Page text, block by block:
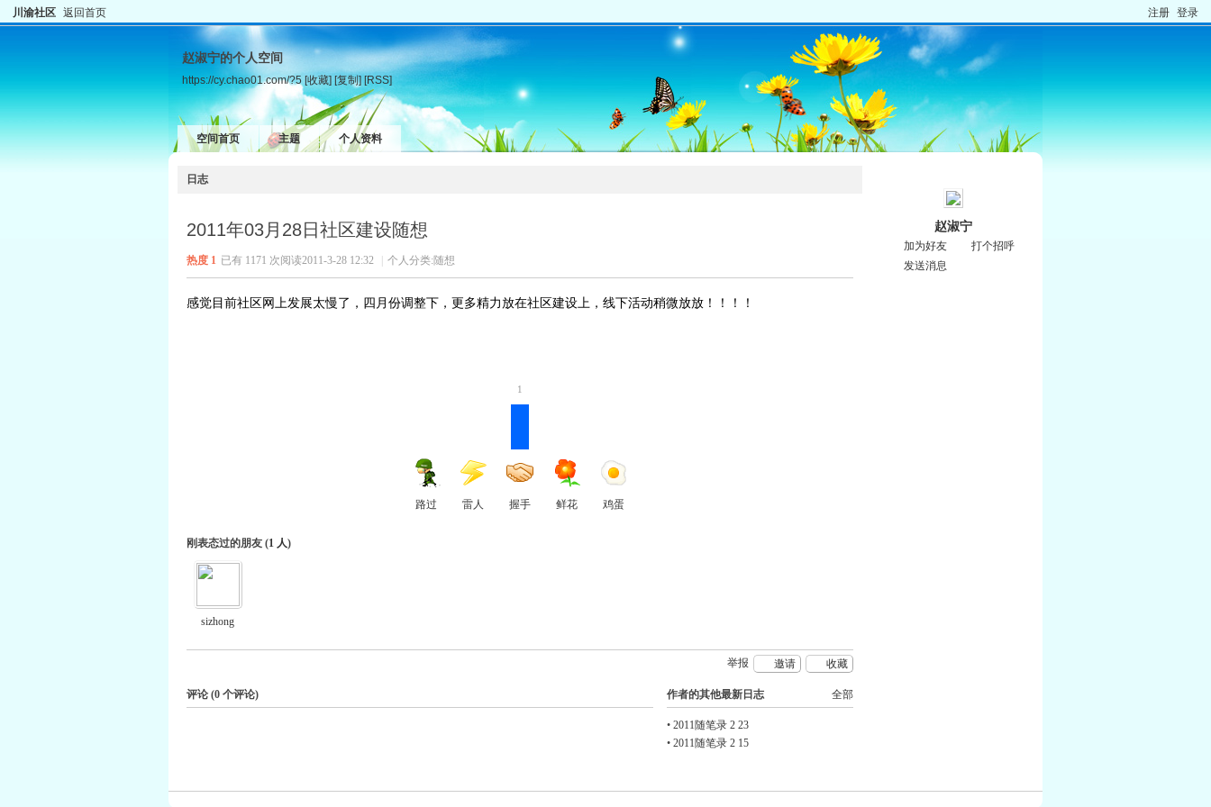
注册 登录
川渝社区 返回首页
赵淑宁的个人空间
https://cy.chao01.com/?5 [收藏] [复制] [RSS]
空间首页 主题 个人资料
日志
2011年03月28日社区建设随想
热度 1 已有 1171 次阅读2011-3-28 12:32 个人分类: 随想
感觉目前社区网上发展太慢了，四月份调整下，更多精力放在社区建设上，线下活动稍微放放！！！！
路过 雷人
1
握手 鲜花 鸡蛋
刚表态过的朋友 (1 人)
sizhong
收藏
邀请
举报
全部
作者的其他最新日志
• 2011随笔录 2 23
• 2011随笔录 2 15
评论 (0 个评论)
赵淑宁
加为好友
打个招呼
发送消息